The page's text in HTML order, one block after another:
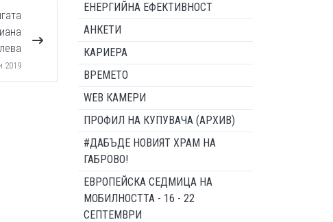
2019
ЕНЕРГИЙНА ЕФЕКТИВНОСТ
АНКЕТИ
КАРИЕРА
ВРЕМЕТО
WEB КАМЕРИ
ПРОФИЛ НА КУПУВАЧА (АРХИВ)
#ДАБЪДЕ НОВИЯТ ХРАМ НА
ГАБРОВО!
ЕВРОПЕЙСКА СЕДМИЦА НА
МОБИЛНОСТТА - 16 - 22
СЕПТЕМВРИ